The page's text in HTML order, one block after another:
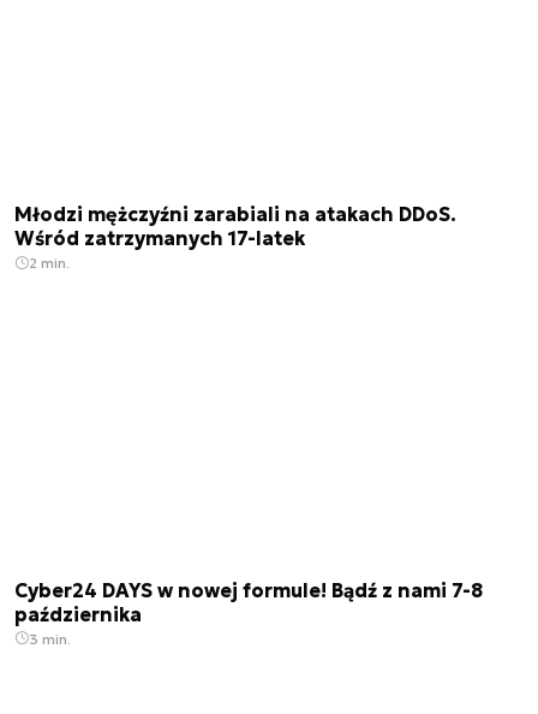
Młodzi mężczyźni zarabiali na atakach DDoS.
Wśród zatrzymanych 17-latek
2 min.
Cyber24 DAYS w nowej formule! Bądź z nami 7-8
października
3 min.